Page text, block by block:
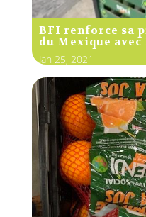
BFI renforce sa
du Mexique avec
Jan 25, 2021